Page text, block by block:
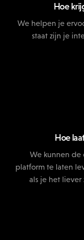
Hoe
We helpen je
staat zijn je
Hoe
We kunnen de
platform te laten
als je het